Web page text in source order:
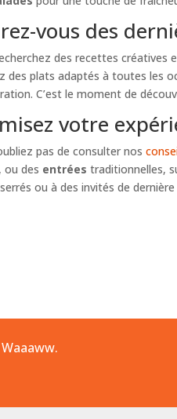
vous des
des recettes créatives
des plats adaptés à toutes les
C’est le moment de
votre
pas de consulter nos
, ou des entrées traditionnelles,
ou à des invités de